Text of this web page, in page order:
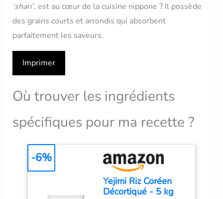
‘shari’, est au cœur de la cuisine nippone ? Il possède
des grains courts et arrondis qui absorbent
parfaitement les saveurs.
Imprimer
Où trouver les ingrédients
spécifiques pour ma recette ?
Yejimi Riz Coréen
Décortiqué - 5 kg
-6%